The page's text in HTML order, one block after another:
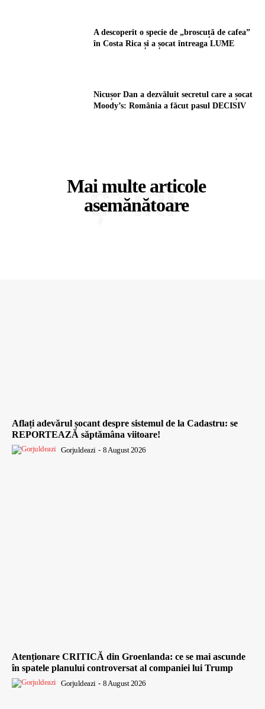
A descoperit o specie de „broscuță de cafea”
în Costa Rica și a șocat întreaga LUME
Nicușor Dan a dezvăluit secretul care a șocat
Moody’s: România a făcut pasul DECISIV
Mai multe articole
asemănătoare
ȘTIRI
Aflați adevărul șocant despre sistemul de la Cadastru: se
REPORTEAZĂ săptămâna viitoare!
Gorjuldeazi - 8 August 2026
Atenționare CRITICĂ din Groenlanda: ce se mai ascunde
în spatele planului controversat al companiei lui Trump
Gorjuldeazi - 8 August 2026